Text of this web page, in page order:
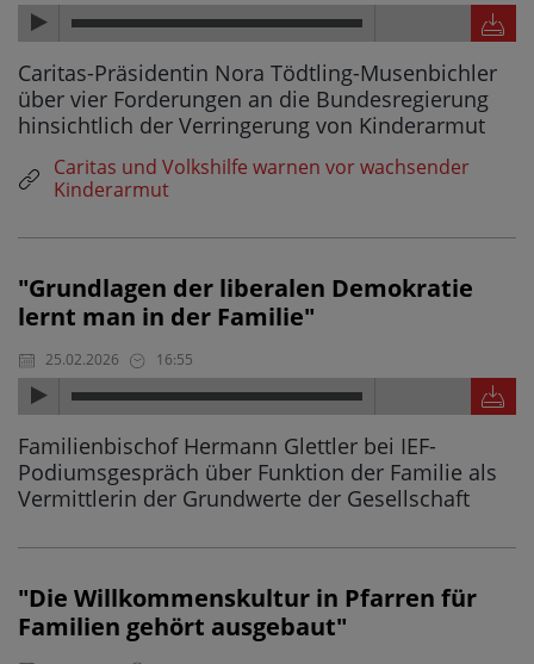
Caritas-Präsidentin Nora Tödtling-Musenbichler
über vier Forderungen an die Bundesregierung
hinsichtlich der Verringerung von Kinderarmut
Caritas und Volkshilfe warnen vor wachsender
Kinderarmut
"Grundlagen der liberalen Demokratie
lernt man in der Familie"
25.02.2026 16:55
Familienbischof Hermann Glettler bei IEF-
Podiumsgespräch über Funktion der Familie als
Vermittlerin der Grundwerte der Gesellschaft
"Die Willkommenskultur in Pfarren für
Familien gehört ausgebaut"